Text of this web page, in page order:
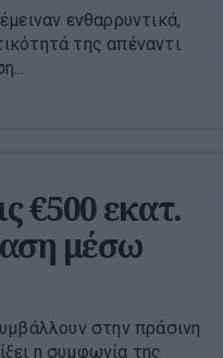
ενθαρρυντικά,
της απέναντι
€500 εκατ.
μέσω
στην πράσινη
η συμφωνία της